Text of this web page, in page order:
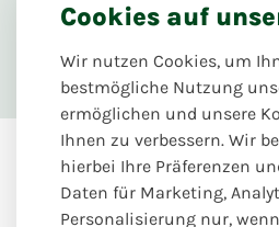
Persönlich von
Cookies auf
Wir nutzen Cookies, um
bestmögliche Nutzung
ermöglichen und unsere
Ihnen zu verbessern. Wir
hierbei Ihre Präferenzen
Daten für Marketing,
Personalisierung nur,